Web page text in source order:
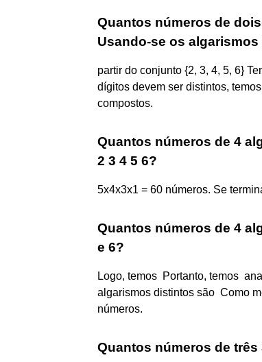
Quantos números de
Usando-se os algarismos
partir do conjunto {2, 3, 4, 5, 6}
dígitos devem ser distintos,
compostos.
Quantos números de 4
2 3 4 5 6?
5x4x3x1 = 60 números. Se
Quantos números de 4
e 6?
Logo, temos Portanto, temos
algarismos distintos são Como
números.
Quantos números de três